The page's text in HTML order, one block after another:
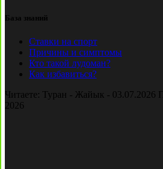
База знаний
Ставки на спорт
Причины и симптомы
Кто такой лудоман?
Как избавиться?
Читаете: Туран - Жайык - 03.07.2026
2026